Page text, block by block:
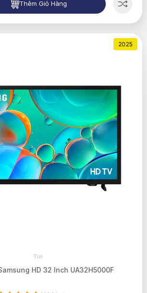
Thêm Giỏ Hàng
2025
Tivi
HD 32 Inch UA32H5000F